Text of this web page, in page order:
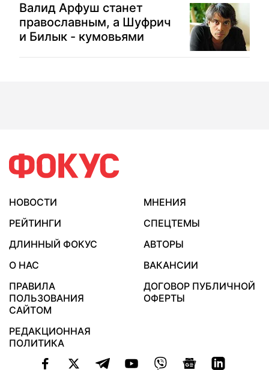
Валид Арфуш станет
православным, а Шуфрич
и Билык - кумовьями
НОВОСТИ
МНЕНИЯ
РЕЙТИНГИ
СПЕЦТЕМЫ
ДЛИННЫЙ ФОКУС
АВТОРЫ
О НАС
ВАКАНСИИ
ПРАВИЛА
ПОЛЬЗОВАНИЯ
САЙТОМ
ДОГОВОР ПУБЛИЧНОЙ
ОФЕРТЫ
РЕДАКЦИОННАЯ
ПОЛИТИКА